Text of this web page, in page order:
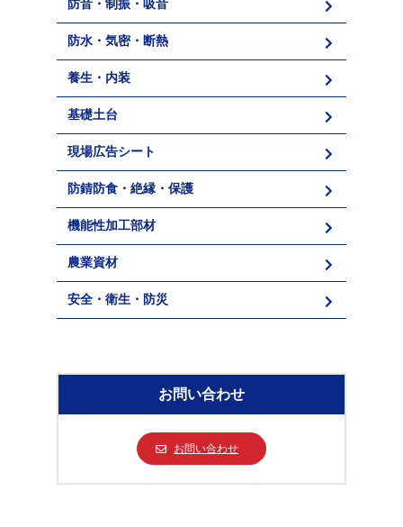
防音・制振・吸音
防水・気密・断熱
養生・内装
基礎土台
現場広告シート
防錆防食・絶縁・保護
機能性加工部材
農業資材
安全・衛生・防災
お問い合わせ
お問い合わせ